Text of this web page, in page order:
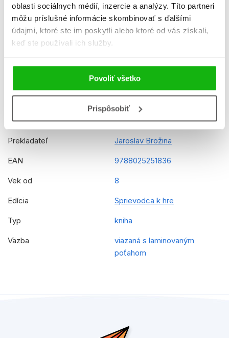
oblasti sociálnych médií, inzercie a analýzy. Títo partneri
môžu príslušné informácie skombinovať s ďalšími
údajmi, ktoré ste im poskytli alebo ktoré od vás získali,
keď ste používali ich služby.
Povoliť všetko
Prispôsobiť
Dátum vydania 3.6.2022
Formát 148x210 mm
Hmotnosť
Jazyk slovenčina
Číslo dielu 2
Minecraft - Stavebné
chuťovky
Prekladateľ Jaroslav Brožina
EAN 9788025251836
Vek od 8
Edícia Sprievodca k hre
Typ kniha
Väzba
viazaná s laminovaným
poťahom